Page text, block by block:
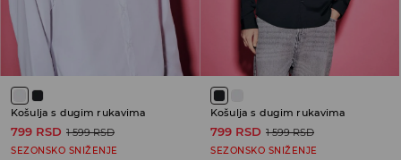
Košulja s dugim rukavima
799 RSD 1 599 RSD
SEZONSKO SNIŽENJE
Košulja s dugim rukavima
799 RSD 1 599 RSD
SEZONSKO SNIŽENJE